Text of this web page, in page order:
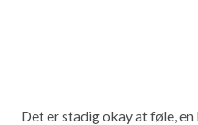
Det er stadig okay at føle,